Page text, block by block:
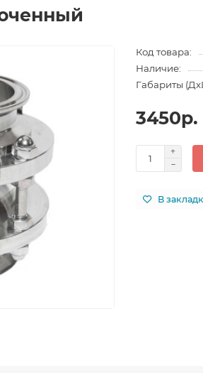
Код товара:
Наличие:
Габариты
3450р.
В